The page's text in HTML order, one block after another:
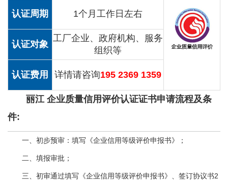
认证周期 1个月工作日左右
认证对象
工厂企业、政府机构、服务
组织等
认证费用 详情请咨询195 2369 1359
丽江 企业质量信用评价认证证书申请流程及条
件:
一、初步预审：填写《企业信用等级评价申报书》；
二、填报审批；
三、初审通过填写《企业信用等级评价申报书》、签订协议书2